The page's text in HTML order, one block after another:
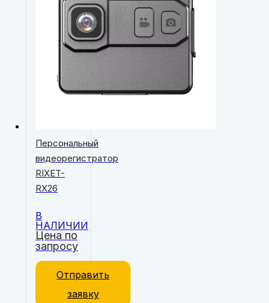
Цена по
запросу
Персональный
видеорегистратор
RIXET-
RX26
В
НАЛИЧИИ
Отправить
заявку